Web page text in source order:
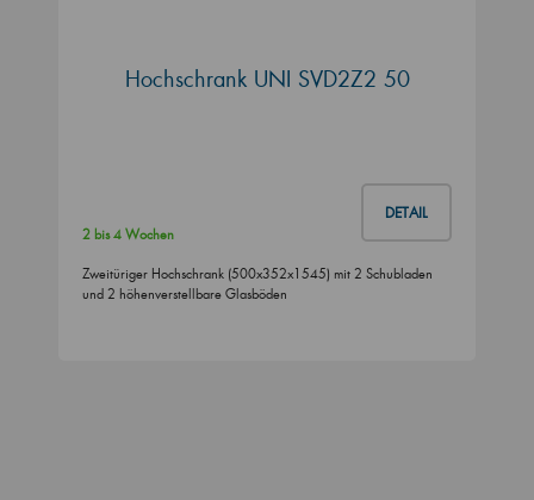
Hochschrank UNI SVD2Z2 50
DETAIL
2 bis 4 Wochen
Zweitüriger Hochschrank (500x352x1545) mit 2 Schubladen
und 2 höhenverstellbare Glasböden